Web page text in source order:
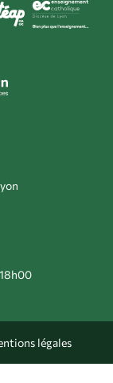
légales